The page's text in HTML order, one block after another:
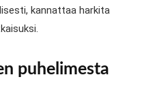
kannattaa harkita
puhelimesta